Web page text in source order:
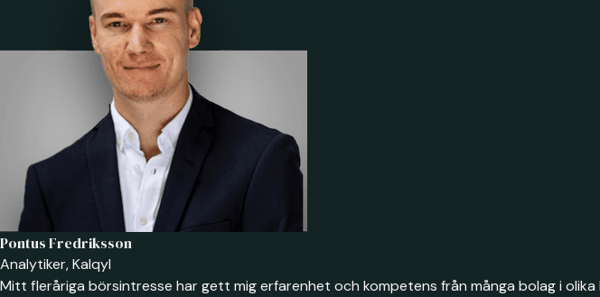
Pontus Fredriksson
Analytiker, Kalqyl
Mitt fleråriga börsintresse har gett mig erfarenhet och kompetens från många bolag i